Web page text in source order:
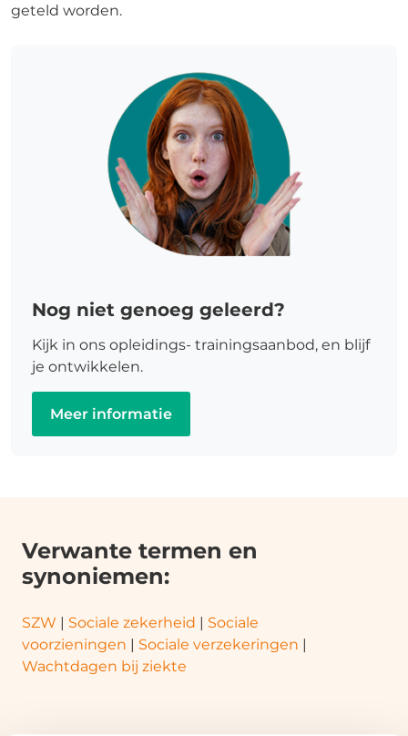
geteld worden.
Nog niet genoeg geleerd?
Kijk in ons opleidings- trainingsaanbod, en blijf
je ontwikkelen.
Meer informatie
Verwante termen en
synoniemen:
SZW Sociale zekerheid
Sociale
voorzieningen
Sociale verzekeringen
Wachtdagen bij ziekte